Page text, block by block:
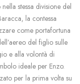
stessa divisione del
la contessa
come portafortuna
del figlio sulle
e alla volontà di
ideale per Enzo.
per la prima volta su